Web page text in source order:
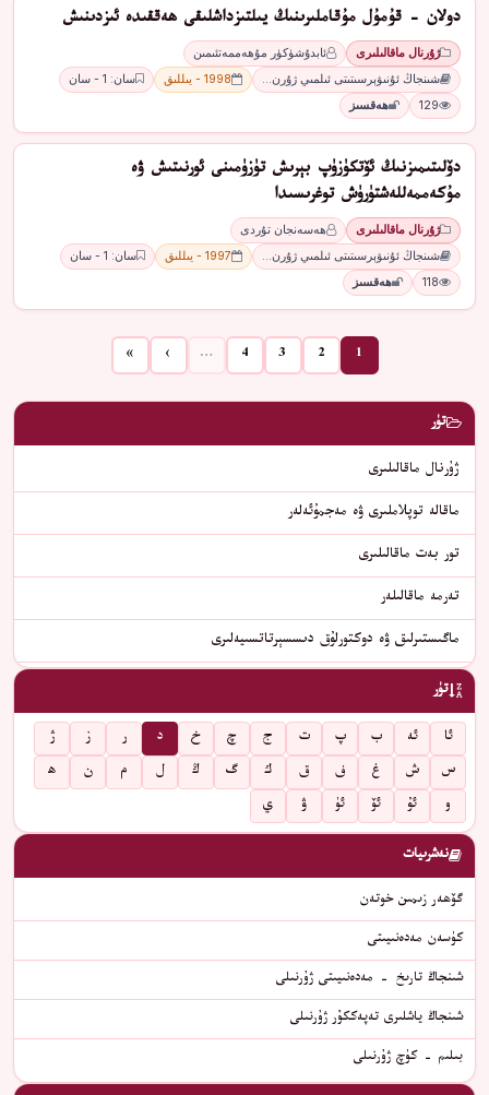
دولان - قۇمۇل مۇقاملىرىنىڭ يىلتىزداشلىقى ھەققىدە ئىزدىنىش
ژۇرنال ماقالىلىرى
ئابدۇشۈكۈر مۇھەممەتئىمىن
شىنجاڭ ئۇنىۋېرسىتىتى ئىلمىي ژۇرن…
1998 - يىللىق
سان: 1 - سان
129
ھەقسىز
دۆلىتىمىزنىڭ ئۆتكۈزۈپ بېرىش تۈزۈمىنى ئورنىتىش ۋە
مۇكەممەللەشتۈرۈش توغرىسىدا
ژۇرنال ماقالىلىرى
ھەسەنجان تۇردى
شىنجاڭ ئۇنىۋېرسىتىتى ئىلمىي ژۇرن…
1997 - يىللىق
سان: 1 - سان
118
ھەقسىز
1
2
3
4
…
›
»
تۈر
ژۇرنال ماقالىلىرى
ماقالە توپلاملىرى ۋە مەجمۇئەلەر
تور بەت ماقالىلىرى
تەرمە ماقالىلەر
ماگىستىرلىق ۋە دوكتورلۇق دىسسېرتاتسىيەلىرى
تۈر
ئا ئە ب پ ت ج چ خ د ر ز
ژ
س
ش غ ف ق ك گ ڭ ل م ن
ھ
و
ئۇ ئۆ ئۈ ۋ ي
نەشرىيات
گۆھەر زىمىن خوتەن
كۈسەن مەدەنىيىتى
شىنجاڭ تارىخ - مەدەنىيىتى ژۇرنىلى
شىنجاڭ ياشلىرى تەپەككۇر ژۇرنىلى
بىلىم - كۈچ ژۇرنىلى